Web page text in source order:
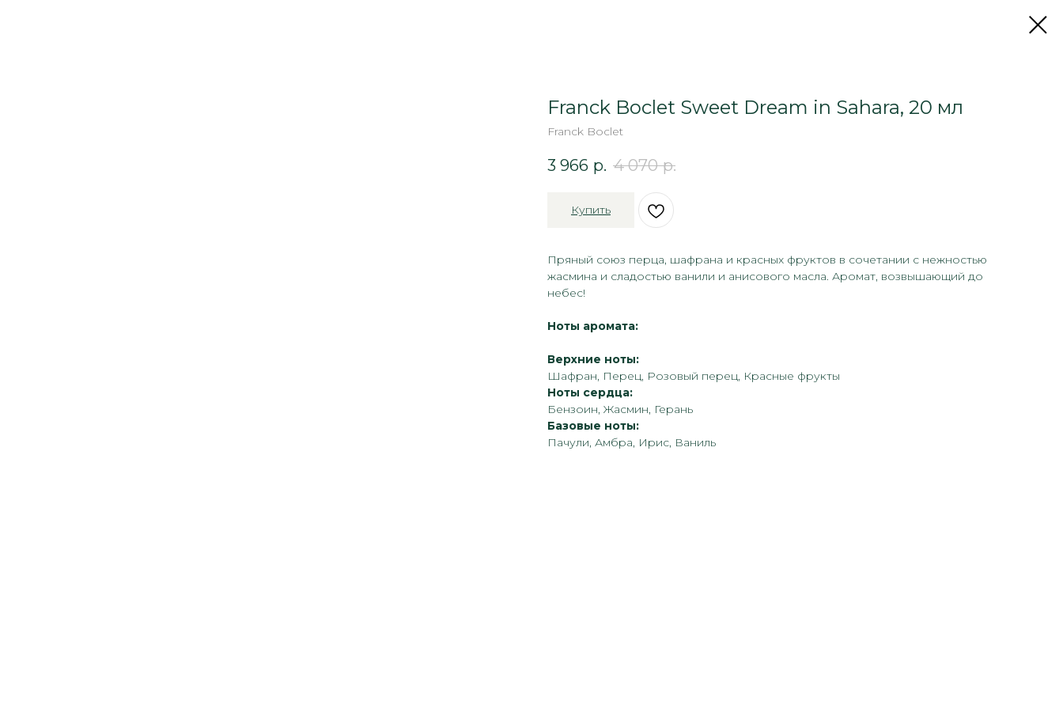
Franck Boclet Sweet Dream in Sahara, 20 мл
Franck Boclet
3 966 р. 4 070 р.
Купить
Пряный союз перца, шафрана и красных фруктов в сочетании с нежностью
жасмина и сладостью ванили и анисового масла. Аромат, возвышающий до
небес!
Ноты аромата:
Верхние ноты:
Шафран, Перец, Розовый перец, Красные фрукты
Ноты сердца:
Бензоин, Жасмин, Герань
Базовые ноты:
Пачули, Амбра, Ирис, Ваниль